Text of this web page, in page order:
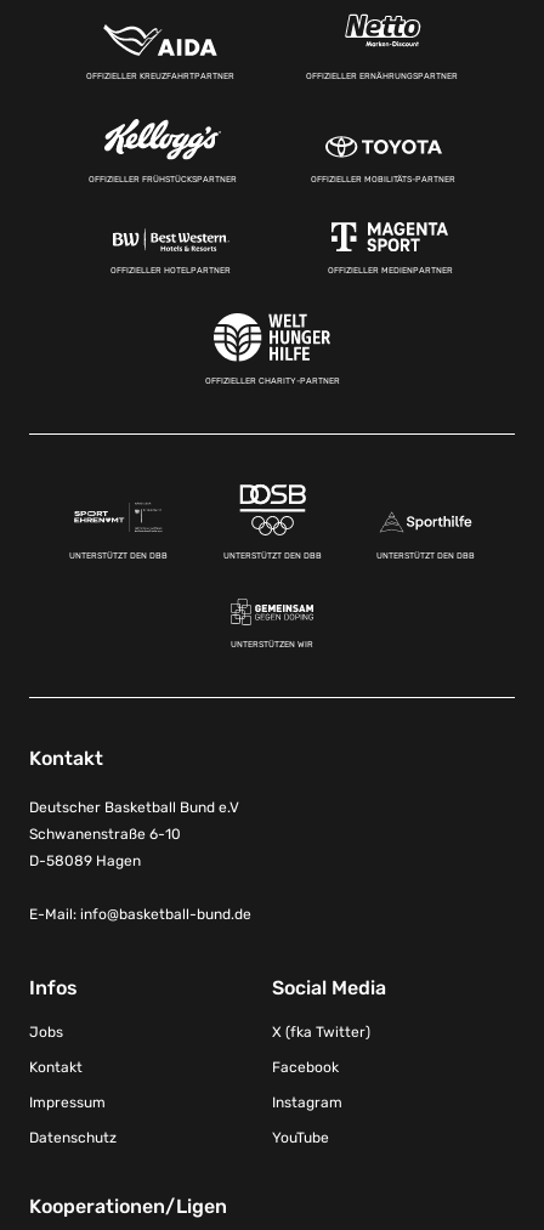
OFFIZIELLER KREUZFAHRTPARTNER OFFIZIELLER ERNÄHRUNGSPARTNER
OFFIZIELLER FRÜHSTÜCKSPARTNER OFFIZIELLER MOBILITÄTS-PARTNER
OFFIZIELLER HOTELPARTNER OFFIZIELLER MEDIENPARTNER
OFFIZIELLER CHARITY-PARTNER
UNTERSTÜTZT DEN DBB UNTERSTÜTZT DEN DBB UNTERSTÜTZT DEN DBB
UNTERSTÜTZEN WIR
Kontakt
Deutscher Basketball Bund e.V
Schwanenstraße 6-10
D-58089 Hagen
E-Mail: info@basketball-bund.de
Infos
Jobs
Kontakt
Impressum
Datenschutz
Social Media
X (fka Twitter)
Facebook
Instagram
YouTube
Kooperationen/Ligen